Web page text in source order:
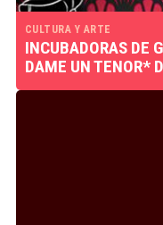
CULTURA Y ARTE
INCUBADORAS DE
DAME UN TENOR*